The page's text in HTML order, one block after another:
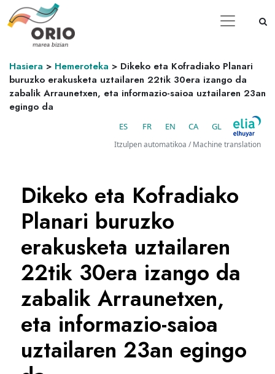
Hasiera > Hemeroteka > Dikeko eta Kofradiako Planari
buruzko erakusketa uztailaren 22tik 30era izango da
zabalik Arraunetxen, eta informazio-saioa uztailaren 23an
egingo da
ES FR EN CA GL
Itzulpen automatikoa / Machine translation
Dikeko eta Kofradiako
Planari buruzko
erakusketa uztailaren
22tik 30era izango da
zabalik Arraunetxen,
eta informazio-saioa
uztailaren 23an egingo